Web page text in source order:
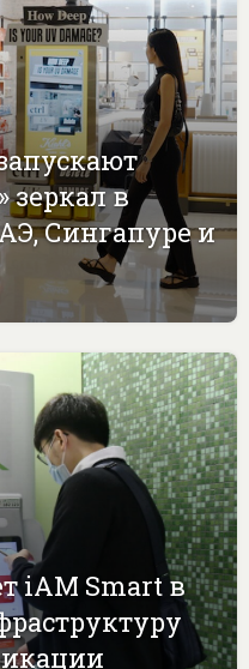
зеркал в
Сингапуре и
iAM Smart в